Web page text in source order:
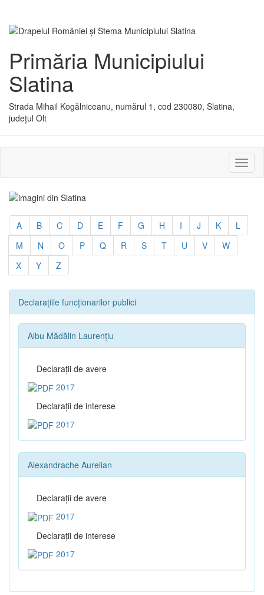
Primăria Municipiului
Slatina
Strada Mihail Kogălniceanu, numărul 1, cod 230080, Slatina,
județul Olt
sau
A B C D E F G H I J K
L
M
N O P Q R S T U V
W
X
Y Z
Declarațiile funcționarilor publici
Albu Mădălin Laurențiu
Declaraţii de avere
2017
Declaraţii de interese
2017
Alexandrache Aurelian
Declaraţii de avere
2017
Declaraţii de interese
2017